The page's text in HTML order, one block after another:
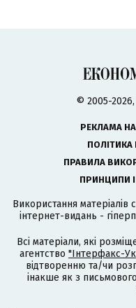
© 2005-
РЕКЛАМА НА
ПОЛІТИКА
ПРАВИЛА
ПРИНЦИПИ
Використання
інтернет-видань -
Всі матеріали, які
агентство "Інтерфакс-
відтворенню та/чи
інакше як з